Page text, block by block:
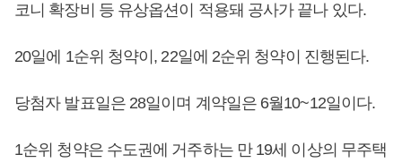
코니 확장비 등 유상옵션이 적용돼 공사가 끝나 있다.
20일에 1순위 청약이, 22일에 2순위 청약이 진행된다.
당첨자 발표일은 28일이며 계약일은 6월10~12일이다.
1순위 청약은 수도권에 거주하는 만 19세 이상의 무주택